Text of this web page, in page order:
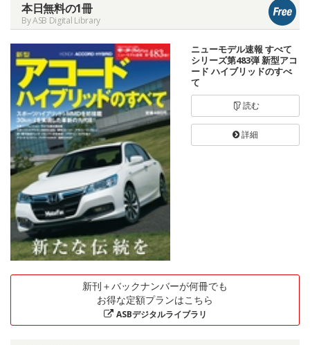
本日無料の1冊
By ASB Digital Library
ニューモデル速報 すべて
シリーズ第483弾 新型アコ
ード ハイブリッドのすべ
て
読む
詳細
新刊＋バックナンバーが何冊でも
お得な定額プランはこちら
ASBデジタルライブラリ